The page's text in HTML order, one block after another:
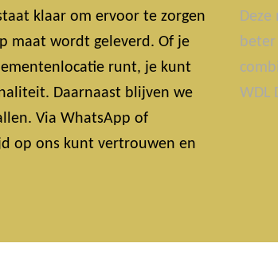
klaar om ervoor te zorgen
maat wordt geleverd. Of je
runt, je kunt
Daarnaast blijven we
Via WhatsApp of
op ons kunt vertrouwen en
WDL